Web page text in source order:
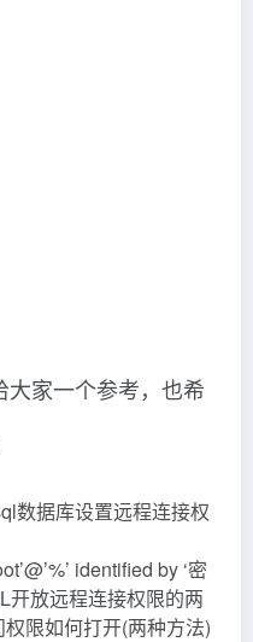
大家一个参考，也希
数据库设置远程连接权
identified by ‘密
开放远程连接权限的两
限如何打开(两种方法)